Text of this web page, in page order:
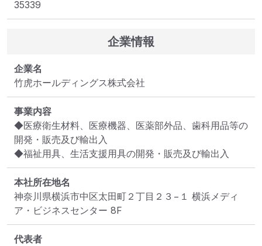
35339
企業情報
企業名
竹虎ホールディングス株式会社
事業内容
◆医療衛生材料、医療機器、医薬部外品、歯科用品等の
開発・販売及び輸出入
◆福祉用具、生活支援用具の開発・販売及び輸出入
本社所在地名
神奈川県横浜市中区太田町２丁目２３−１ 横浜メディ
ア・ビジネスセンター 8F
代表者